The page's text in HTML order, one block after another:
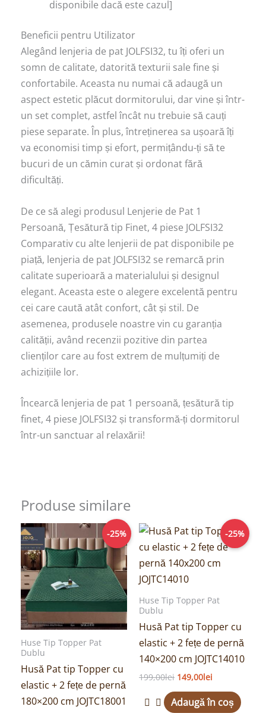
disponibile dacă este cazul]
Beneficii pentru Utilizator
Alegând lenjeria de pat JOLFSI32, tu îți oferi un
somn de calitate, datorită texturii sale fine și
confortabile. Aceasta nu numai că adaugă un
aspect estetic plăcut dormitorului, dar vine și într-
un set complet, astfel încât nu trebuie să cauți
piese separate. În plus, întreținerea sa ușoară îți
va economisi timp și efort, permițându-ți să te
bucuri de un cămin curat și ordonat fără
dificultăți.
De ce să alegi produsul Lenjerie de Pat 1
Persoană, Țesătură tip Finet, 4 piese JOLFSI32
Comparativ cu alte lenjerii de pat disponibile pe
piață, lenjeria de pat JOLFSI32 se remarcă prin
calitate superioară a materialului și designul
elegant. Aceasta este o alegere excelentă pentru
cei care caută atât confort, cât și stil. De
asemenea, produsele noastre vin cu garanția
calității, având recenzii pozitive din partea
clienților care au fost extrem de mulțumiți de
achizițiile lor.
Încearcă lenjeria de pat 1 persoană, țesătură tip
finet, 4 piese JOLFSI32 și transformă-ți dormitorul
într-un sanctuar al relaxării!
Produse similare
-25%
Huse Tip Topper Pat
Dublu
Husă Pat tip Topper cu
elastic + 2 fețe de pernă
180×200 cm JOJTC18001
Prețul
inițial
a
199,00lei.
Prețul
curent
este:
149,00lei.
-25%
Huse Tip Topper Pat
Dublu
Husă Pat tip Topper cu
elastic + 2 fețe de pernă
140×200 cm JOJTC14010
199,00lei
Prețul
inițial
a
fost:
199,00lei.
149,00lei
Prețul
curent
este:
149,00lei.
Adaugă în coș